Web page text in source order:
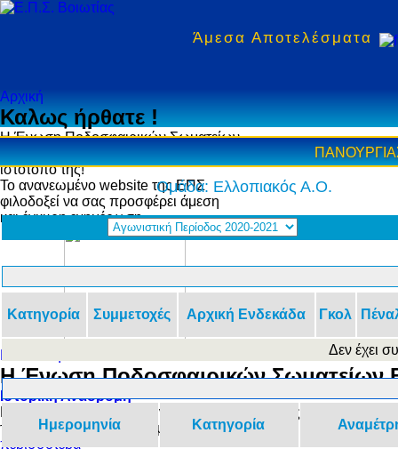
Άμεσα Αποτελέσματα
Αρχική
Καλως ήρθατε !
Η Ένωση Ποδοσφαιρικών Σωματείων
Βοιωτίας σας καλοσορίζει στον νέο
ιστότοπό της!
Το ανανεωμένο website της ΕΠΣ
φιλοδοξεί να σας προσφέρει άμεση
και έγκυρη ενημέρωση
Η Ένωση Ποδοσφαιρικών Σωματείων
Ιστορική Αναδρομή
Η Ένωση Ποδοσφαιρικών Σωματείων Βοιωτίας ιδρύθηκε σαν
το 1928 έως το 1973 οι ομάδες της περιφέρειας Βοιωτίας
περισσότερα
Ομάδα: Ελλοπιακός Α.Ο.
Κατηγορία Συμμετοχές Αρχική Ενδεκάδα Γκολ
Δεν έχει
Ημερομηνία Κατηγορία